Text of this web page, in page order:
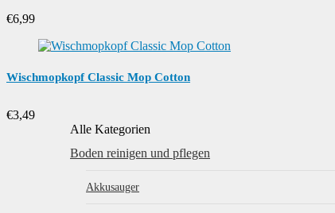
€6,99
Wischmopkopf Classic Mop Cotton
€3,49
Alle Kategorien
Boden reinigen und pflegen
Akkusauger